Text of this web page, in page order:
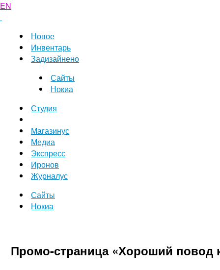
EN
Новое
Инвентарь
Задизайнено
Сайты
Нокиа
Студия
Магазинус
Медиа
Экспресс
Иронов
Журналус
Сайты
Нокиа
Промо-страница «Хороший повод